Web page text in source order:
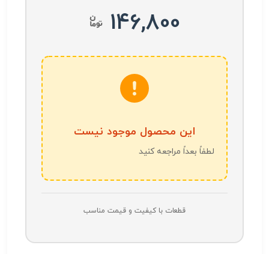
146,800
این محصول موجود نیست
لطفاً بعداً مراجعه کنید
قطعات با کیفیت و قیمت مناسب